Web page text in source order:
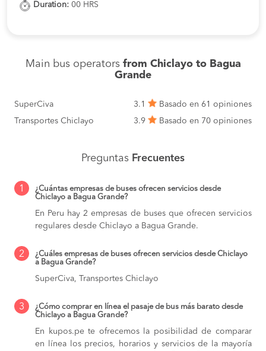
Duration: 00 HRS
Main bus operators from Chiclayo to Bagua
Grande
SuperCiva 3.1
Basado en 61 opiniones
Transportes Chiclayo
3.9 Basado en 70 opiniones
Preguntas Frecuentes
1
¿Cuántas empresas de buses ofrecen servicios desde
Chiclayo a Bagua Grande?
En Peru hay 2 empresas de buses que ofrecen servicios
regulares desde Chiclayo a Bagua Grande.
2
¿Cuáles empresas de buses ofrecen servicios desde Chiclayo
a Bagua Grande?
SuperCiva, Transportes Chiclayo
3
¿Cómo comprar en línea el pasaje de bus más barato desde
Chiclayo a Bagua Grande?
En kupos.pe te ofrecemos la posibilidad de comparar
en línea los precios, horarios y servicios de la mayoría